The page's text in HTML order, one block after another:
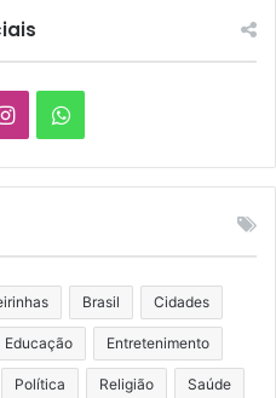
InstagramWhatsApp
Brasil Cidades
Educação Entretenimento
Política Religião Saúde